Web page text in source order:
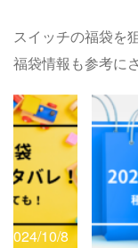
スイッチの福袋を
福袋情報も参考に
8